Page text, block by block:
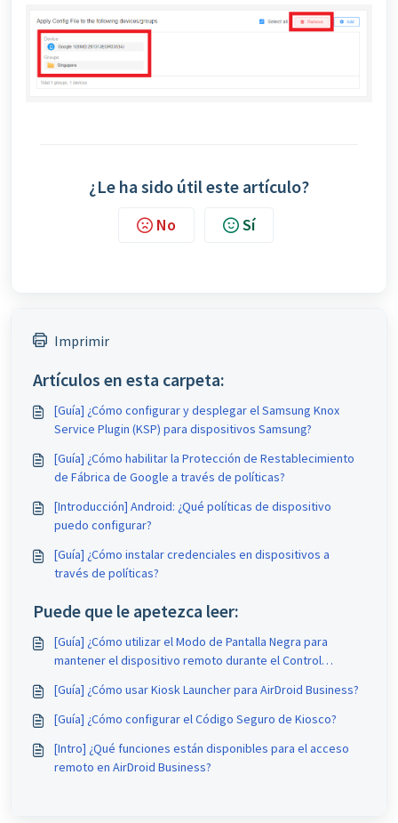
¿Le ha sido útil este artículo?
No Sí
Imprimir
Artículos en esta carpeta:
[Guía] ¿Cómo configurar y desplegar el Samsung Knox
Service Plugin (KSP) para dispositivos Samsung?
[Guía] ¿Cómo habilitar la Protección de Restablecimiento
de Fábrica de Google a través de políticas?
[Introducción] Android: ¿Qué políticas de dispositivo
puedo configurar?
[Guía] ¿Cómo instalar credenciales en dispositivos a
través de políticas?
Puede que le apetezca leer:
[Guía] ¿Cómo utilizar el Modo de Pantalla Negra para
mantener el dispositivo remoto durante el Control
[Guía] ¿Cómo usar Kiosk Launcher para AirDroid Business?
[Guía] ¿Cómo configurar el Código Seguro de Kiosco?
[Intro] ¿Qué funciones están disponibles para el acceso
remoto en AirDroid Business?